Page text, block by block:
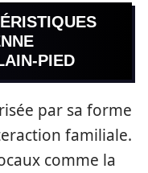
PIED
par sa forme
familiale.
comme la